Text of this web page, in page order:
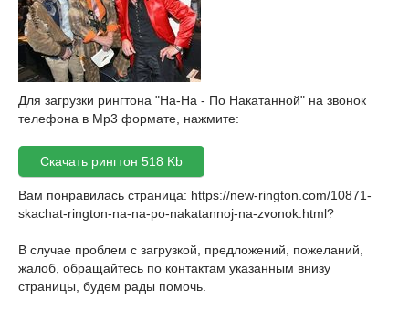
Для загрузки рингтона "На-На - По Накатанной" на звонок
телефона в Mp3 формате, нажмите:
Скачать рингтон 518 Kb
Вам понравилась страница: https://new-rington.com/10871-
skachat-rington-na-na-po-nakatannoj-na-zvonok.html?
В случае проблем с загрузкой, предложений, пожеланий,
жалоб, обращайтесь по контактам указанным внизу
страницы, будем рады помочь.